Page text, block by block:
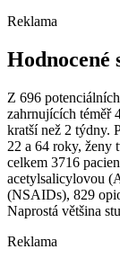
Reklama
Hodnocené
Z 696
zahrnujících téměř
kratší než 2 týdny.
22 a 64 roky, ženy
celkem 3716
acetylsalicylovou
(NSAIDs), 829
Naprostá většina
Reklama